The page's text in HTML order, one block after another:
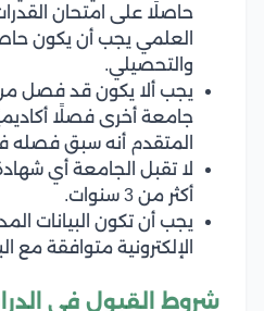
حاصلًا على امتحان
العلمي يجب أن يكون
والتحصيلي.
يجب ألا يكون قد فصل
جامعة أخرى فصلًا
المتقدم أنه سبق فصله
لا تقبل الجامعة أي
أكثر من 3 سنوات.
يجب أن تكون البيانات
الإلكترونية متوافقة مع
شروط القبول في